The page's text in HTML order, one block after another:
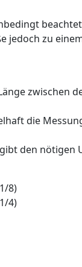
jedoch zu
zwischen
die
den
8)
4)